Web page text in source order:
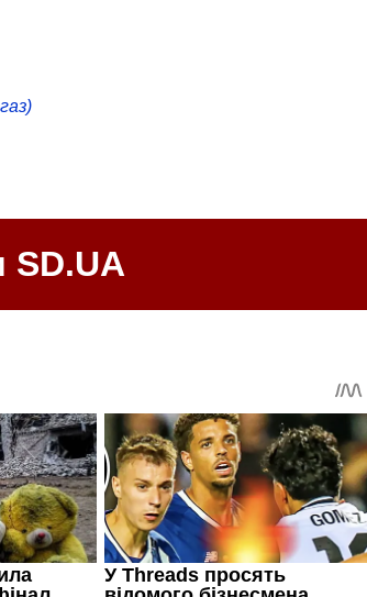
SD.UA